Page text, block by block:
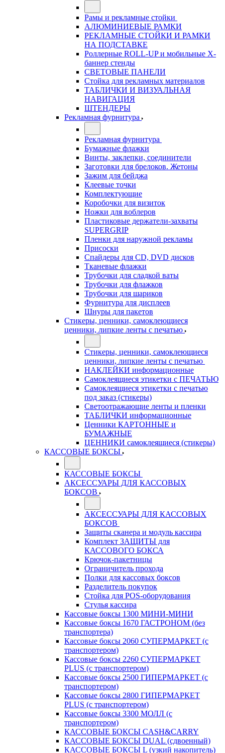
Рамы и рекламные стойки
АЛЮМИНИЕВЫЕ РАМКИ
РЕКЛАМНЫЕ СТОЙКИ И РАМКИ
НА ПОДСТАВКЕ
Роллерные ROLL-UP и мобильные X-
баннер стенды
СВЕТОВЫЕ ПАНЕЛИ
Стойка для рекламных материалов
ТАБЛИЧКИ И ВИЗУАЛЬНАЯ
НАВИГАЦИЯ
ШТЕНДЕРЫ
Рекламная фурнитура
Рекламная фурнитура
Бумажные флажки
Винты, заклепки, соединители
Заготовки для брелоков. Жетоны
Зажим для бейджа
Клеевые точки
Комплектующие
Коробочки для визиток
Ножки для воблеров
Пластиковые держатели-захваты
SUPERGRIP
Пленки для наружной рекламы
Присоски
Спайдеры для CD, DVD дисков
Тканевые флажки
Трубочки для сладкой ваты
Трубочки для флажков
Трубочки для шариков
Фурнитура для дисплеев
Шнуры для пакетов
Стикеры, ценники, самоклеющиеся
ценники, липкие ленты с печатью
Стикеры, ценники, самоклеющиеся
ценники, липкие ленты с печатью
НАКЛЕЙКИ информационные
Самоклеящиеся этикетки с ПЕЧАТЬЮ
Самоклеящиеся этикетки с печатью
под заказ (стикеры)
Светоотражающие ленты и пленки
ТАБЛИЧКИ информационные
Ценники КАРТОННЫЕ и
БУМАЖНЫЕ
ЦЕННИКИ самоклеящиеся (стикеры)
КАССОВЫЕ БОКСЫ
КАССОВЫЕ БОКСЫ
АКСЕССУАРЫ ДЛЯ КАССОВЫХ
БОКСОВ
АКСЕССУАРЫ ДЛЯ КАССОВЫХ
БОКСОВ
Защиты сканера и модуль кассира
Комплект ЗАЩИТЫ для
КАССОВОГО БОКСА
Крючок-пакетницы
Ограничитель прохода
Полки для кассовых боксов
Разделитель покупок
Стойка для POS-оборудования
Стулья кассира
Кассовые боксы 1300 МИНИ-МИНИ
Кассовые боксы 1670 ГАСТРОНОМ (без
транспортера)
Кассовые боксы 2060 СУПЕРМАРКЕТ (с
транспортером)
Кассовые боксы 2260 СУПЕРМАРКЕТ
PLUS (с транспортером)
Кассовые боксы 2500 ГИПЕРМАРКЕТ (с
транспортером)
Кассовые боксы 2800 ГИПЕРМАРКЕТ
PLUS (с транспортером)
Кассовые боксы 3300 МОЛЛ (с
транспортером)
КАССОВЫЕ БОКСЫ CASH&CARRY
КАССОВЫЕ БОКСЫ DUAL (сдвоенный)
КАССОВЫЕ БОКСЫ L (узкий накопитель)